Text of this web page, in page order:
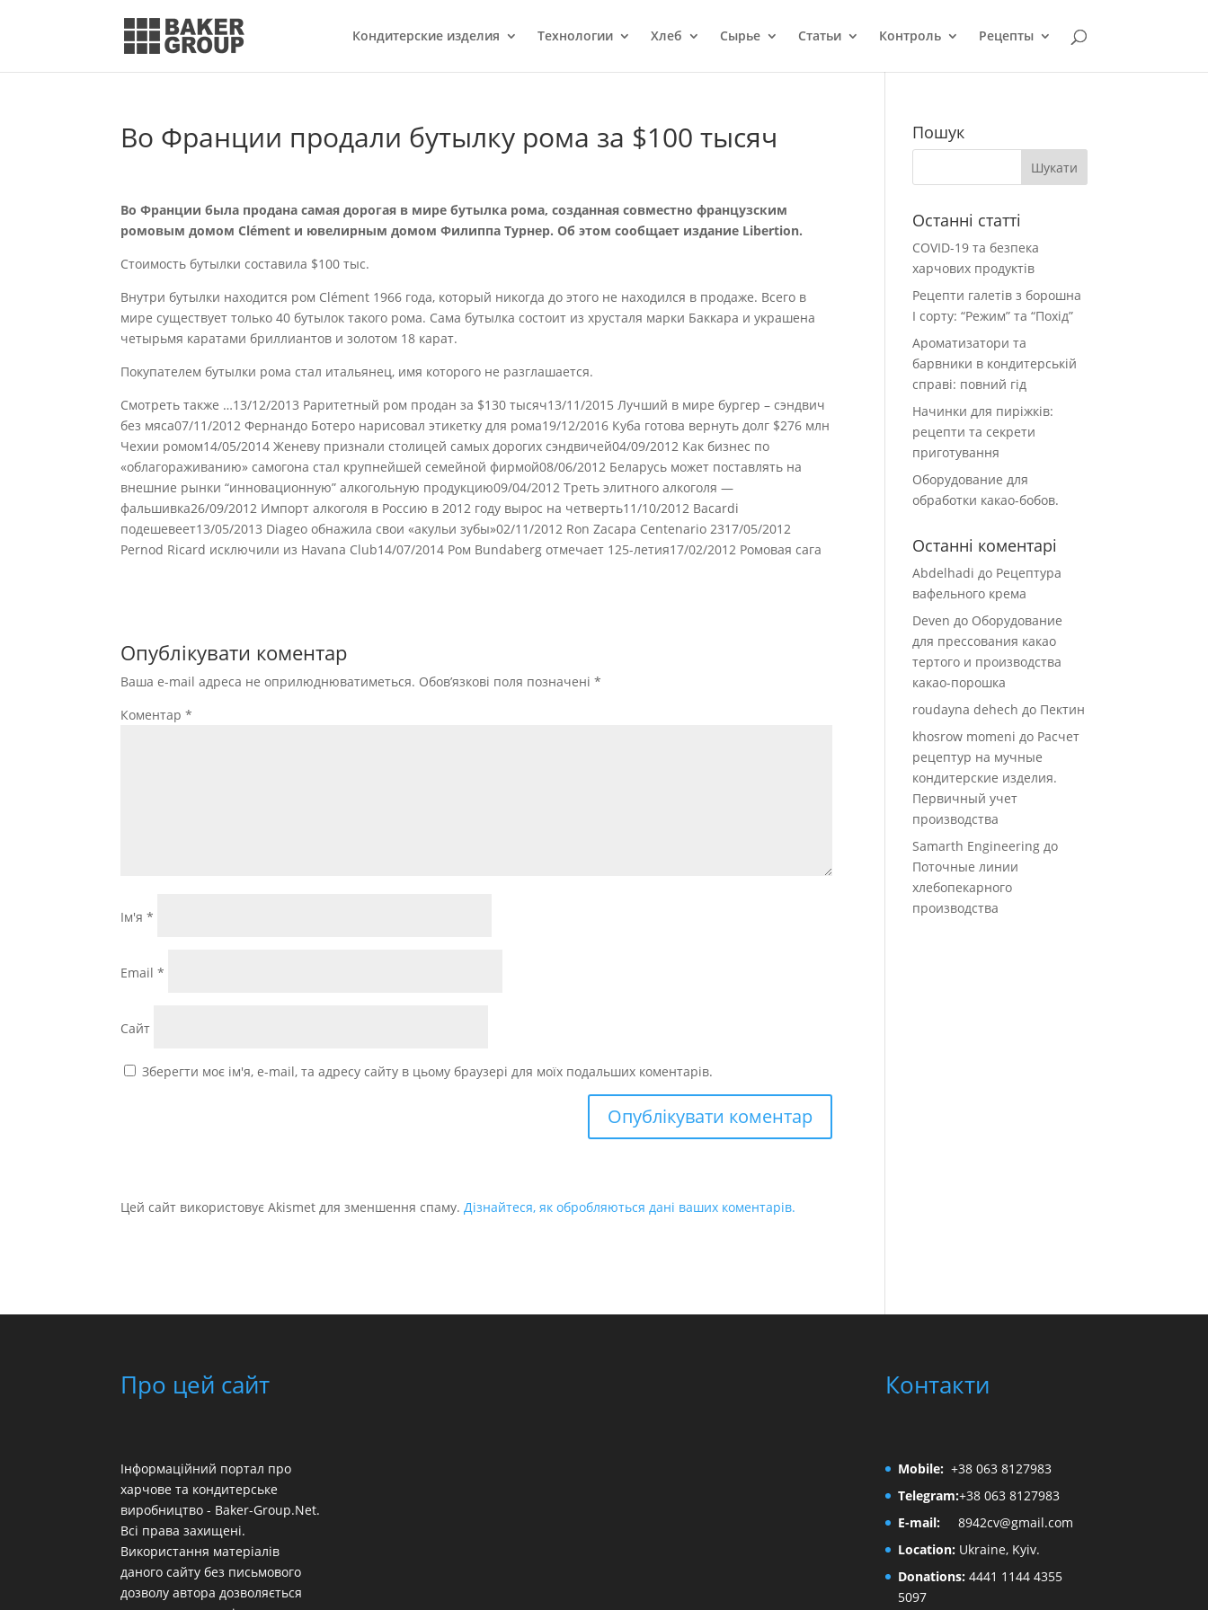
Кондитерcкие изделия Технологии Хлеб Сырье Статьи Контроль Рецепты
Во Франции продали бутылку рома за $100 тысяч
Во Франции была продана самая дорогая в мире бутылка рома, созданная совместно французским
ромовым домом Clément и ювелирным домом Филиппа Турнер. Об этом сообщает издание Libertion.
Стоимость бутылки составила $100 тыс.
Внутри бутылки находится ром Clément 1966 года, который никогда до этого не находился в продаже. Всего в
мире существует только 40 бутылок такого рома. Сама бутылка состоит из хрусталя марки Баккара и украшена
четырьмя каратами бриллиантов и золотом 18 карат.
Покупателем бутылки рома стал итальянец, имя которого не разглашается.
Смотреть также …13/12/2013 Раритетный ром продан за $130 тысяч13/11/2015 Лучший в мире бургер – сэндвич
без мяса07/11/2012 Фернандо Ботеро нарисовал этикетку для рома19/12/2016 Куба готова вернуть долг $276 млн
Чехии ромом14/05/2014 Женеву признали столицей самых дорогих сэндвичей04/09/2012 Как бизнес по
«облагораживанию» самогона стал крупнейшей семейной фирмой08/06/2012 Беларусь может поставлять на
внешние рынки “инновационную” алкогольную продукцию09/04/2012 Треть элитного алкоголя —
фальшивка26/09/2012 Импорт алкоголя в Россию в 2012 году вырос на четверть11/10/2012 Bacardi
подешевеет13/05/2013 Diageo обнажила свои «акульи зубы»02/11/2012 Ron Zacapa Centenario 2317/05/2012
Pernod Ricard исключили из Havana Club14/07/2014 Ром Bundaberg отмечает 125-летия17/02/2012 Ромовая сага
Опублікувати коментар
Ваша e-mail адреса не оприлюднюватиметься. Обов’язкові поля позначені*
Коментар*
Ім'я*
Email*
Сайт
Зберегти моє ім'я, e-mail, та адресу сайту в цьому браузері для моїх подальших коментарів.
Цей сайт використовує Akismet для зменшення спаму.Дізнайтеся, як обробляються дані ваших коментарів.
Пошук
Останні статті
COVID-19 та безпека
харчових продуктів
Рецепти галетів з борошна
І сорту: “Режим” та “Похід”
Ароматизатори та
барвники в кондитерській
справі: повний гід
Начинки для пиріжків:
рецепти та секрети
приготування
Оборудование для
обработки какао-бобов.
Останні коментарі
Abdelhadi до Рецептура
вафельного крема
Deven до Оборудование
для прессования какао
тертого и производства
какао-порошка
roudayna dehech до Пектин
khosrow momeni до Расчет
рецептур на мучные
кондитерские изделия.
Первичный учет
производства
Samarth Engineering до
Поточные линии
хлебопекарного
производства
Про цей сайт
Інформаційний портал про
харчове та кондитерське
виробництво - Baker-Group.Net.
Всі права захищені.
Використання матеріалів
даного сайту без письмового
дозволу автора дозволяється
Контакти
Mobile:+38 063 8127983
Telegram:+38 063 8127983
E-mail:
8942cv@gmail.com
Location: Ukraine, Kyiv.
Donations: 4441 1144 4355
5097